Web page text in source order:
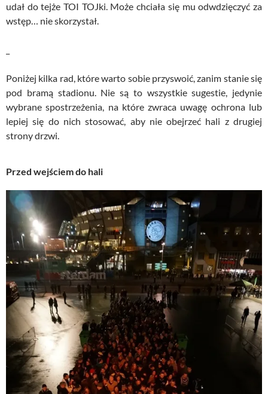
udał do tejże TOI TOJki. Może chciała się mu odwdzięczyć za
wstęp… nie skorzystał.
Poniżej kilka rad, które warto sobie przyswoić, zanim stanie się
pod bramą stadionu. Nie są to wszystkie sugestie, jedynie
wybrane spostrzeżenia, na które zwraca uwagę ochrona lub
lepiej się do nich stosować, aby nie obejrzeć hali z drugiej
strony drzwi.
Przed wejściem do hali